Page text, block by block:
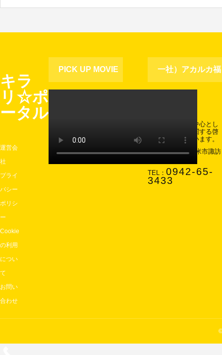
PICK UP MOVIE 一社）アカルカ福
主に久留米市を中心とし
て障害児・者に関する啓
発活動を行っています。
〒830-0037 久留米市諏訪
TEL： 0942-65-
3433
キラ
リ☆ポ
ータル
運営会
社
プライ
バシー
ポリシ
ー
Cookie
の利用
につい
て
お問い
合わせ